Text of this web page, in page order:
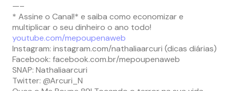
—–
* Assine o Canal!* e saiba como economizar e
multiplicar o seu dinheiro o ano todo!
youtube.com/mepoupenaweb
Instagram: instagram.com/nathaliaarcuri (dicas diárias)
Facebook: facebook.com.br/mepoupenaweb
SNAP: Nathaliaarcuri
Twitter: @Arcuri_N